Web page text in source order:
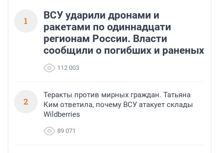
1
ВСУ ударили дронами и
ракетами по одиннадцати
регионам России. Власти
сообщили о погибших и раненых
112 003
2
Теракты против мирных граждан. Татьяна
Ким ответила, почему ВСУ атакует склады
Wildberries
89 071